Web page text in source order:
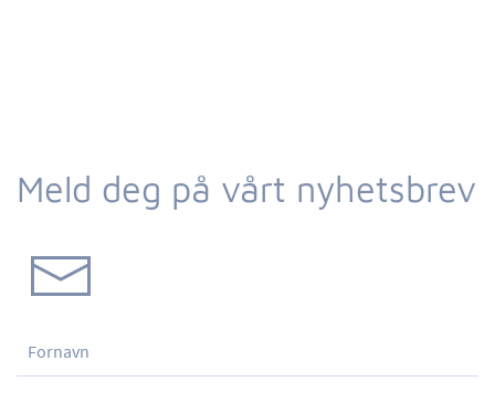
Meld deg på vårt nyhetsbrev